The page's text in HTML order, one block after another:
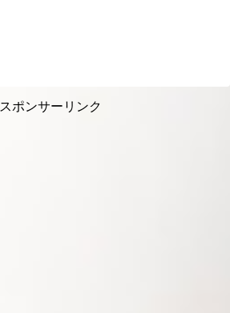
スポンサーリンク